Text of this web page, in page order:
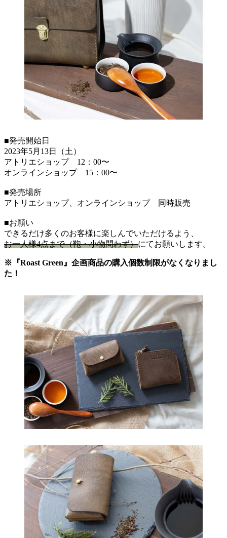
■発売開始日
2023年5月13日（土）
アトリエショップ 12：00〜
オンラインショップ 15：00〜
■発売場所
アトリエショップ、オンラインショップ 同時販売
■お願い
できるだけ多くのお客様に楽しんでいただけるよう、
お一人様4点まで（鞄・小物問わず）にてお願いします。
※『Roast Green』企画商品の購入個数制限がなくなりまし
た！